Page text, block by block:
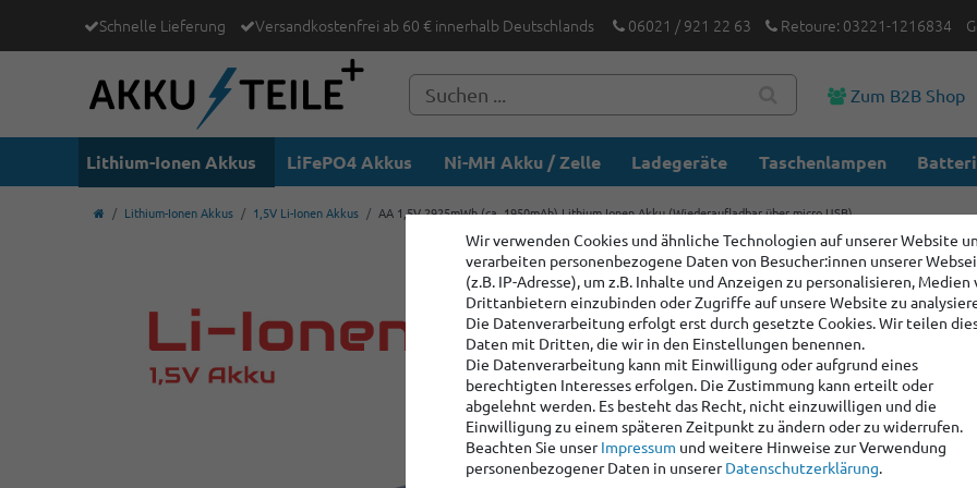
Schnelle Lieferung Versandkostenfrei ab 60 € innerhalb Deutschlands 06021 / 921 22 63 Retoure: 03221-1216834
Zum B2B Shop
Lithium-Ionen Akkus LiFePO4 Akkus Ni-MH Akku / Zelle Ladegeräte Taschenlampen
Lithium-Ionen Akkus 1,5V Li-Ionen Akkus AA 1,5V 2925mWh (ca. 1950mAh) Lithium Ionen Akku (Wiederaufladbar über micro USB)
AA 1,5V
Ionen
USB)
Artikelnummer:
Hersteller:Keeppower
Wir verwenden Cookies und ähnliche Technologien auf unserer Website
verarbeiten personenbezogene Daten von Besucher:innen unserer
(z.B. IP-Adresse), um z.B. Inhalte und Anzeigen zu personalisieren, Medien
Drittanbietern einzubinden oder Zugriffe auf unsere Website zu
Die Datenverarbeitung erfolgt erst durch gesetzte Cookies. Wir teilen
Daten mit Dritten, die wir in den Einstellungen benennen.
Die Datenverarbeitung kann mit Einwilligung oder aufgrund eines
berechtigten Interesses erfolgen. Die Zustimmung kann erteilt oder
abgelehnt werden. Es besteht das Recht, nicht einzuwilligen und die
Einwilligung zu einem späteren Zeitpunkt zu ändern oder zu widerrufen.
Beachten Sie unserImpressum und weitere Hinweise zur Verwendung
personenbezogener Daten in unsererDaten­schutz­erklärung.